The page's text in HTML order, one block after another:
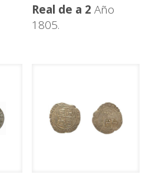
Real de a 2 Año
1805.